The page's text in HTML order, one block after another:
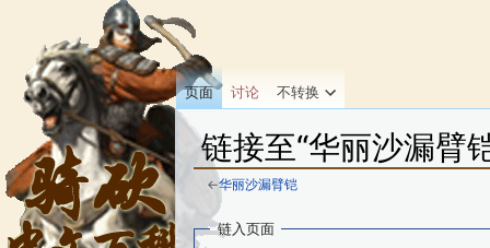
链接至“华丽沙漏臂
←华丽沙漏臂铠
跳转至：
链入页面
页面 讨论 不转换